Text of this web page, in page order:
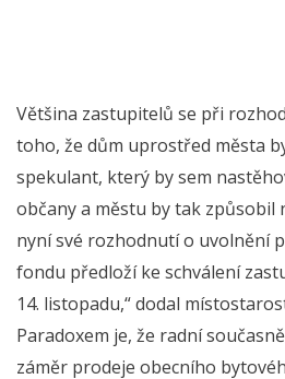
Většina zastupitelů se při
toho, že dům uprostřed města
spekulant, který by sem
občany a městu by tak způsobil
nyní své rozhodnutí o uvolnění
fondu předloží ke schválení
14. listopadu,“ dodal
Paradoxem je, že radní
záměr prodeje obecního